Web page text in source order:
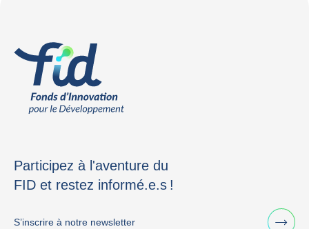
Participez à l'aventure du
FID et restez informé.e.s !
S’inscrire à notre newsletter